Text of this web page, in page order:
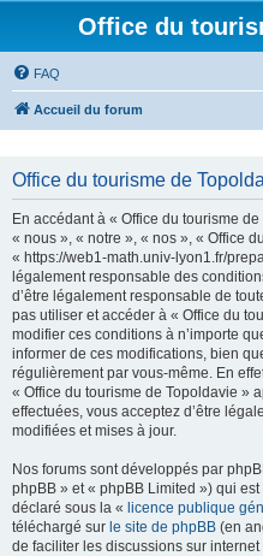
Office du
FAQ
Accueil du forum
Office du tourisme de
En accédant à « Office du tourisme
« nous », « notre », « nos », « Office
« https://web1-math.univ-lyon1.fr/
légalement responsable des
d’être légalement responsable de
pas utiliser et accéder à « Office du
modifier ces conditions à n’importe
informer de ces modifications, bien
régulièrement par vous-même. En
« Office du tourisme de Topoldavie »
effectuées, vous acceptez d’être
modifiées et mises à jour.
Nos forums sont développés par
phpBB » et « phpBB Limited ») qui
déclaré sous la « licence publique
téléchargé sur le site de phpBB (en
de faciliter les discussions sur